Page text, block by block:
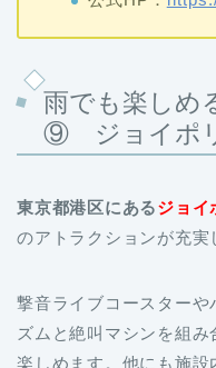
雨でも楽しめ
⑨ ジョイポ
東京都港区にあるジョイ
撃音ライブコースターや
楽しめます。他にも施設
トラクションがあります